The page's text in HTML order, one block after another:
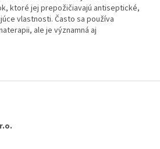
ktoré jej prepožičiavajú antiseptické,
vlastnosti. Často sa používa
ale je významná aj